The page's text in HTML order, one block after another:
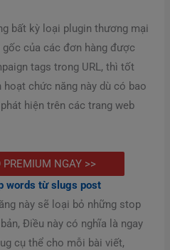
bất kỳ loại plugin thương mại
của các đơn hàng được
tags trong URL, thì tốt
chức năng này dù có bao
hiện trên các trang web
NGAY >>
words từ slugs post
này sẽ loại bỏ những stop
Điều này có nghĩa là ngay
cụ thể cho mỗi bài viết,